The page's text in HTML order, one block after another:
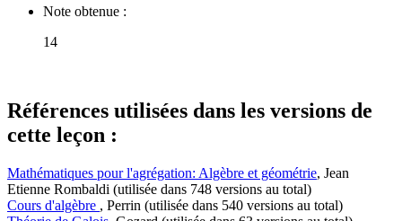
Note obtenue :
14
Références utilisées dans les versions de
cette leçon :
Mathématiques pour l'agrégation: Algèbre et géométrie, Jean
Etienne Rombaldi (utilisée dans 748 versions au total)
Cours d'algèbre , Perrin (utilisée dans 540 versions au total)